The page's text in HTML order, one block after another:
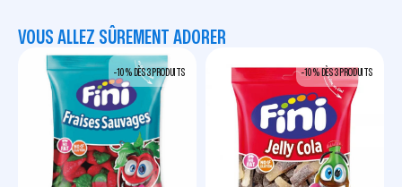
VOUS ALLEZ SÛREMENT ADORER
-10 % DÈS 3 PRODUITS -10 % DÈS 3 PRODUITS